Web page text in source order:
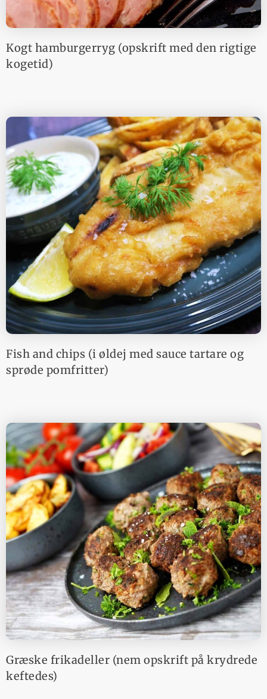
Kogt hamburgerryg (opskrift med den rigtige
kogetid)
Fish and chips (i øldej med sauce tartare og
sprøde pomfritter)
Græske frikadeller (nem opskrift på krydrede
keftedes)